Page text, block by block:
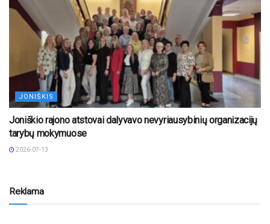
JONIŠKIS
Joniškio rajono atstovai dalyvavo nevyriausybinių organizacijų
tarybų mokymuose
2026-07-13
Reklama